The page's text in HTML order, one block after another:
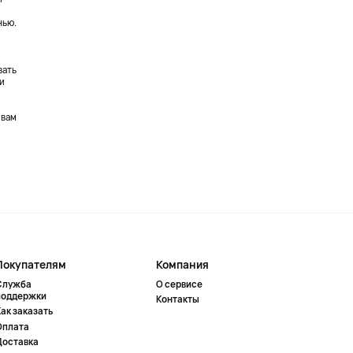
заказать
Компания
О сервисе
Контакты